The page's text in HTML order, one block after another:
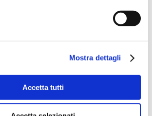
Mostra dettagli
Accetta tutti
per lunghi periodi e come
trovati!
LinkedIn
4